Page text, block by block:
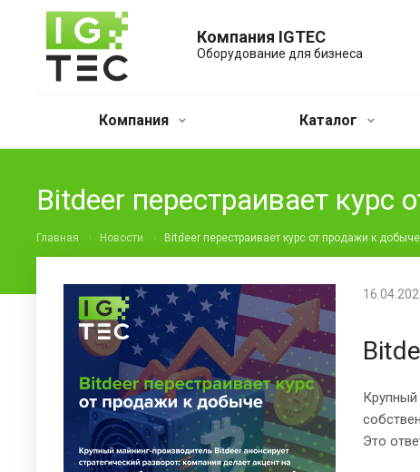
Компания IGTEC
Оборудование для бизнеса
Компания Каталог
Bitdeer перестраивает
Главная Новости Bitdeer перестраивает курс от продажи к добыче
Крупный
Это